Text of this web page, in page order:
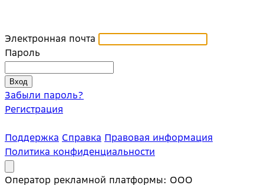
Электронная почта
Пароль
Забыли пароль?
Регистрация
Поддержка Справка Правовая информация
Политика конфиденциальности
Оператор рекламной платформы: ООО